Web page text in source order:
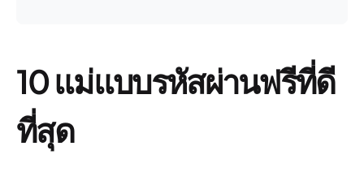
10 แม่แบบรหัสผ่านฟรีที่ดี
ที่สุด